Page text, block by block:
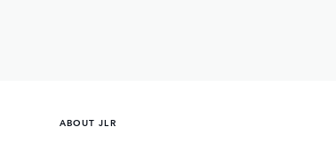
ABOUT JLR